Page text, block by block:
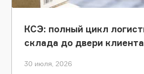
КСЭ: полный цикл
склада до двери клиента
30 июля, 2026